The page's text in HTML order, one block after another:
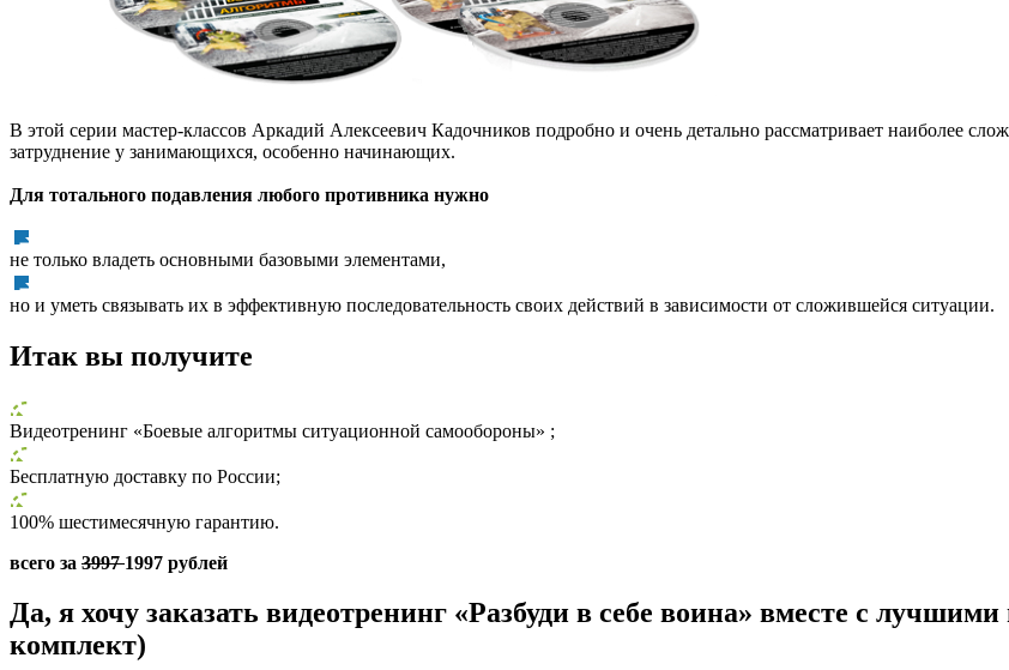
В этой серии мастер-классов Аркадий Алексеевич Кадочников подробно и очень детально рассматривает наиболее
затруднение у занимающихся, особенно начинающих.
Для тотального подавления любого противника нужно
не только владеть основными базовыми элементами,
но и уметь связывать их в эффективную последовательность своих действий в зависимости от сложившейся ситуации.
Итак вы получите
Видеотренинг «Боевые алгоритмы ситуационной самообороны» ;
Бесплатную доставку по России;
100% шестимесячную гарантию.
всего за 39971997 рублей
Да, я хочу заказать видеотренинг «Разбуди в себе воина» вместе с
комплект)